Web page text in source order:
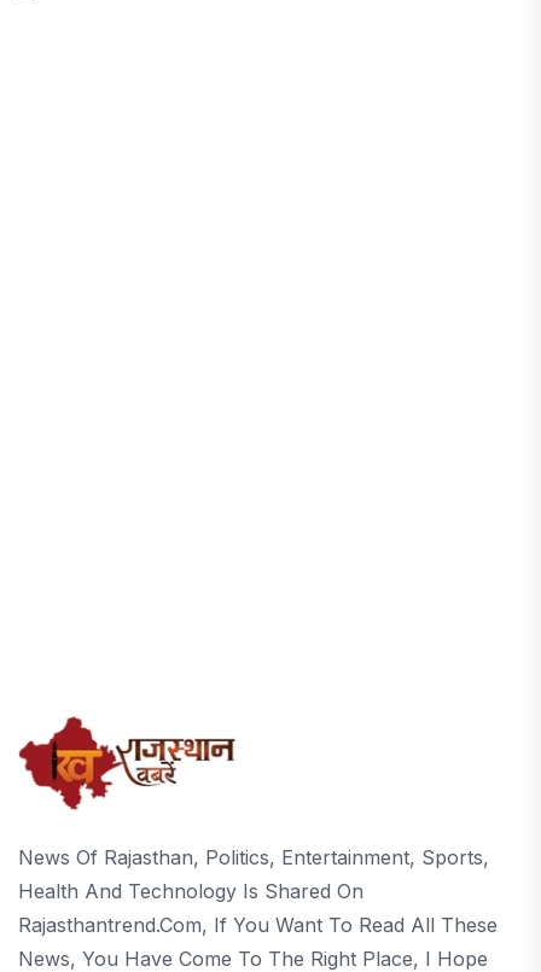
News Of Rajasthan, Politics, Entertainment, Sports,
Health And Technology Is Shared On
Rajasthantrend.com, If You Want To Read All These
News, You Have Come To The Right Place, I Hope